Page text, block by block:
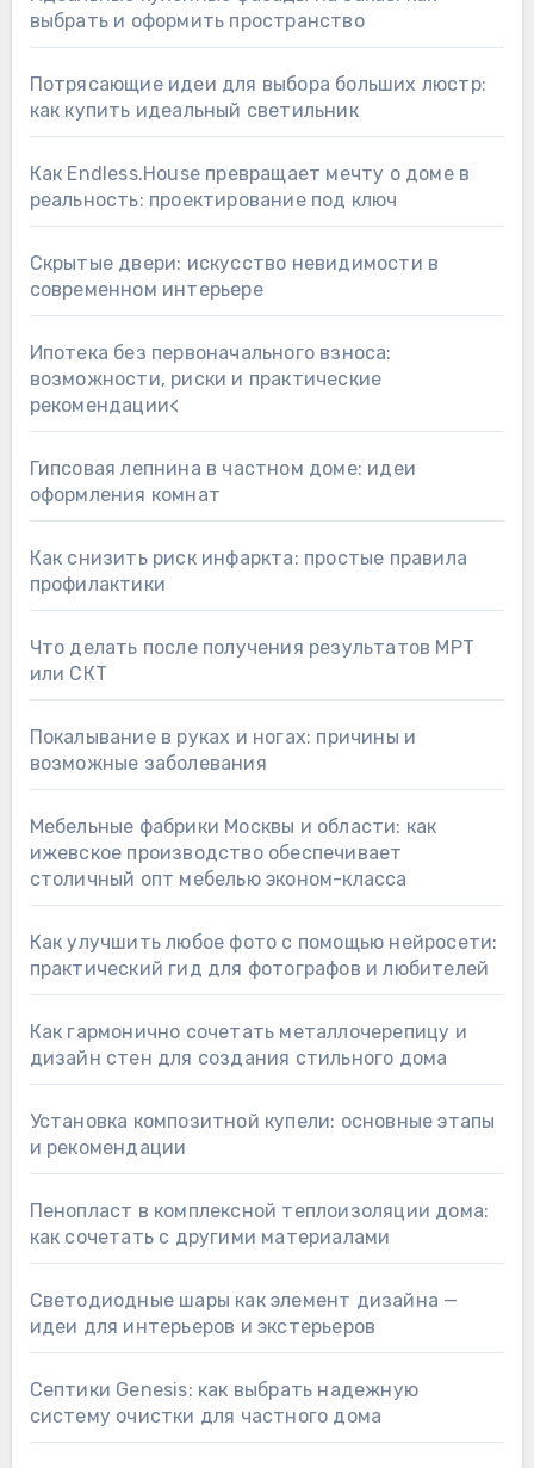
выбрать и оформить пространство
Потрясающие идеи для выбора больших люстр:
как купить идеальный светильник
Как Endless.House превращает мечту о доме в
реальность: проектирование под ключ
Скрытые двери: искусство невидимости в
современном интерьере
Ипотека без первоначального взноса:
возможности, риски и практические
рекомендации<
Гипсовая лепнина в частном доме: идеи
оформления комнат
Как снизить риск инфаркта: простые правила
профилактики
Что делать после получения результатов МРТ
или СКТ
Покалывание в руках и ногах: причины и
возможные заболевания
Мебельные фабрики Москвы и области: как
ижевское производство обеспечивает
столичный опт мебелью эконом-класса
Как улучшить любое фото с помощью нейросети:
практический гид для фотографов и любителей
Как гармонично сочетать металлочерепицу и
дизайн стен для создания стильного дома
Установка композитной купели: основные этапы
и рекомендации
Пенопласт в комплексной теплоизоляции дома:
как сочетать с другими материалами
Светодиодные шары как элемент дизайна —
идеи для интерьеров и экстерьеров
Септики Genesis: как выбрать надежную
систему очистки для частного дома